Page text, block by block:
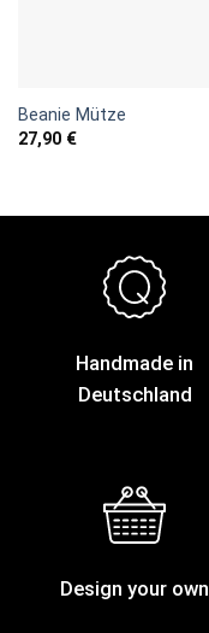
Beanie Mütze
27,90 €
Handmade in
Deutschland
Design your own